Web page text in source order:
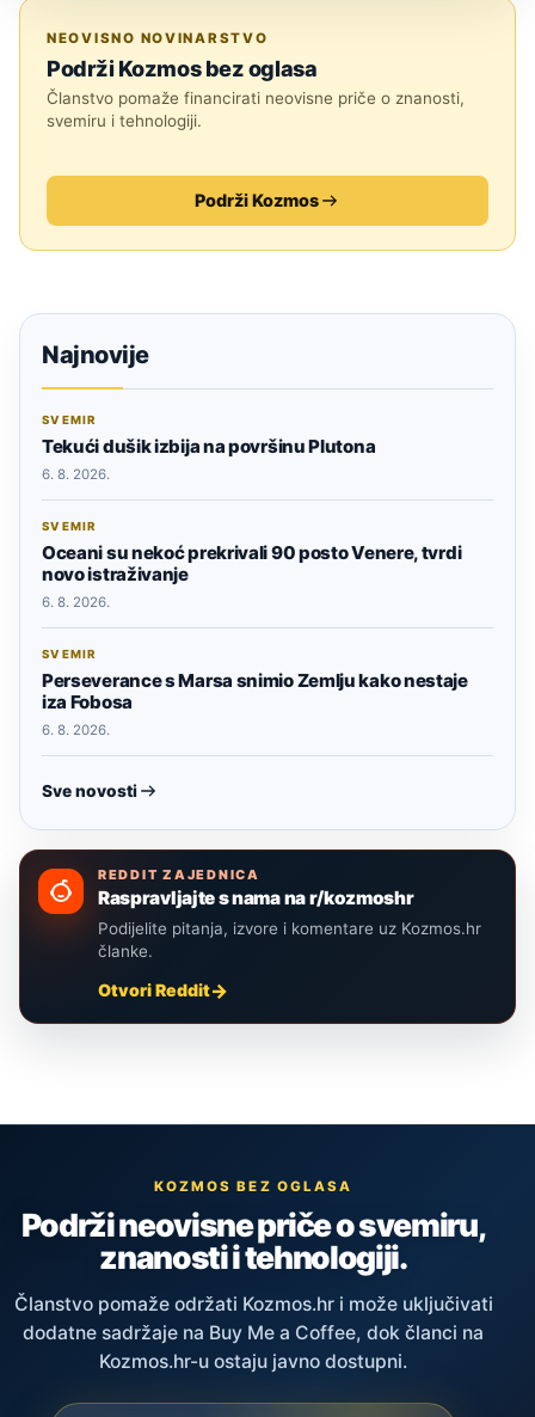
NEOVISNO NOVINARSTVO
Podrži Kozmos bez oglasa
Članstvo pomaže financirati neovisne priče o znanosti,
svemiru i tehnologiji.
Podrži Kozmos
Najnovije
SVEMIR
Tekući dušik izbija na površinu Plutona
6. 8. 2026.
SVEMIR
Oceani su nekoć prekrivali 90 posto Venere, tvrdi
novo istraživanje
6. 8. 2026.
SVEMIR
Perseverance s Marsa snimio Zemlju kako nestaje
iza Fobosa
6. 8. 2026.
Sve novosti
REDDIT ZAJEDNICA
Raspravljajte s nama na r/kozmoshr
Podijelite pitanja, izvore i komentare uz Kozmos.hr
članke.
Otvori Reddit
KOZMOS BEZ OGLASA
Podrži neovisne priče o svemiru,
znanosti i tehnologiji.
Članstvo pomaže održati Kozmos.hr i može uključivati
dodatne sadržaje na Buy Me a Coffee, dok članci na
Kozmos.hr-u ostaju javno dostupni.